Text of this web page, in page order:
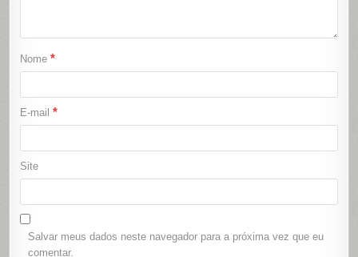
Nome*
E-mail*
Site
Salvar meus dados neste navegador para a próxima vez que eu
comentar.